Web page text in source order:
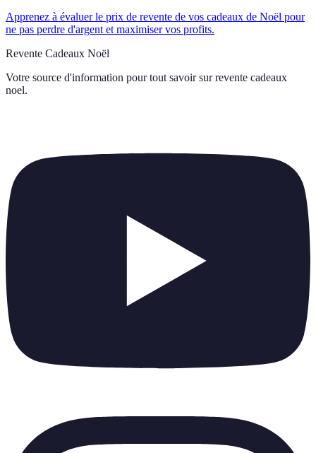
Apprenez à évaluer le prix de revente de vos cadeaux de Noël pour
ne pas perdre d'argent et maximiser vos profits.
Revente Cadeaux Noël
Votre source d'information pour tout savoir sur revente cadeaux
noel.